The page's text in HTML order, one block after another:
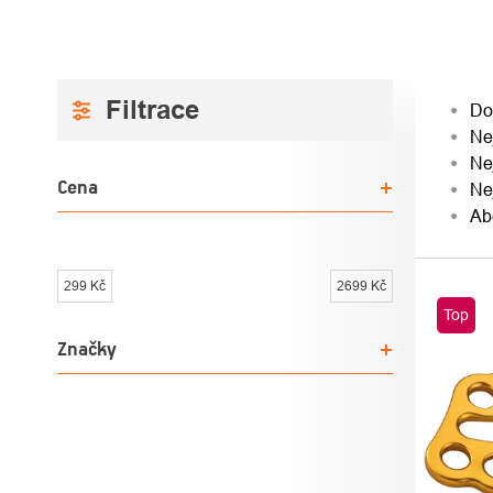
POSTRANNÍ
Cena
299 Kč 2699 Kč
Značky
VÝPIS
Top